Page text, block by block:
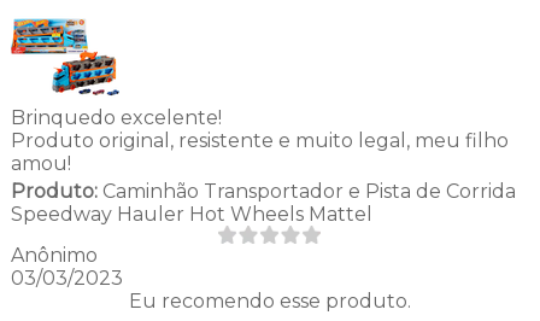
Brinquedo excelente!
Produto original, resistente e muito legal, meu filho
amou!
Produto:Caminhão Transportador e Pista de Corrida
Speedway Hauler Hot Wheels Mattel
Anônimo
03/03/2023
Eu recomendo esse produto.